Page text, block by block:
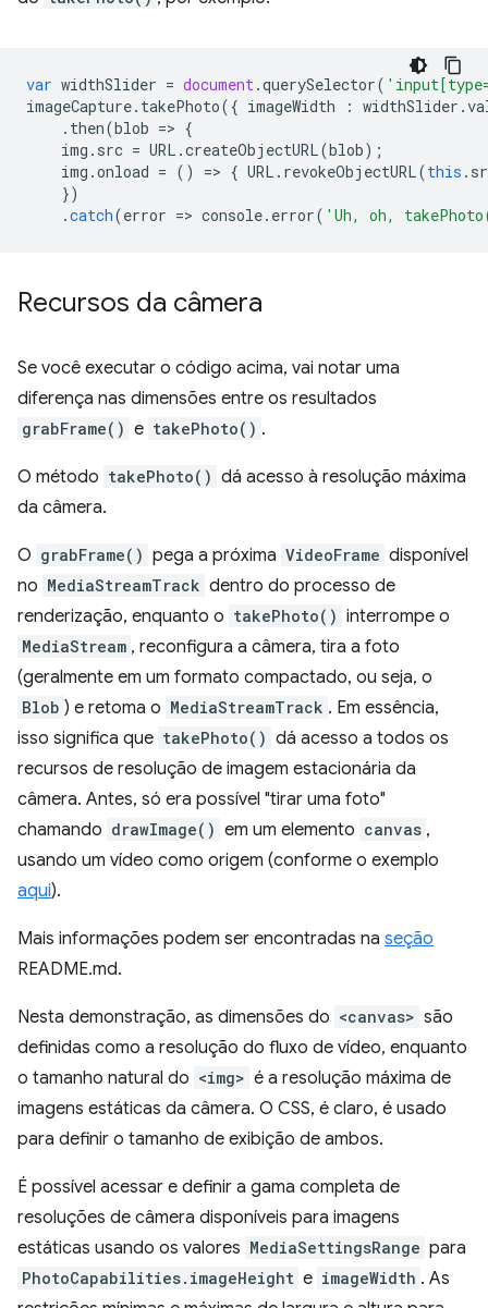
var widthSlider = document.querySelector(
imageCapture. takePhoto({ imageWidth : widthSlider .
. then(blob => {
img . src = URL .createObjectURL(blob);
img .onload = () => { URL . revokeObjectURL(this .
})
.catch(error => console. error( 'Uh, oh,
Recursos da câmera
Se você executar o código acima, vai notar uma
diferença nas dimensões entre os resultados
grabFrame() e takePhoto() .
O método takePhoto() dá acesso à resolução máxima
da câmera.
O grabFrame() pega a próxima VideoFrame disponível
no MediaStreamTrack dentro do processo de
renderização, enquanto o takePhoto() interrompe o
MediaStream , reconfigura a câmera, tira a foto
(geralmente em um formato compactado, ou seja, o
Blob ) e retoma o MediaStreamTrack . Em essência,
isso significa que takePhoto() dá acesso a todos os
recursos de resolução de imagem estacionária da
câmera. Antes, só era possível "tirar uma foto"
chamando drawImage() em um elemento canvas ,
usando um vídeo como origem (conforme o exemplo
aqui).
Mais informações podem ser encontradas na seção
README.md.
Nesta demonstração, as dimensões do <canvas> são
definidas como a resolução do fluxo de vídeo, enquanto
o tamanho natural do <img> é a resolução máxima de
imagens estáticas da câmera. O CSS, é claro, é usado
para definir o tamanho de exibição de ambos.
É possível acessar e definir a gama completa de
resoluções de câmera disponíveis para imagens
estáticas usando os valores MediaSettingsRange para
PhotoCapabilities.imageHeight e imageWidth . As